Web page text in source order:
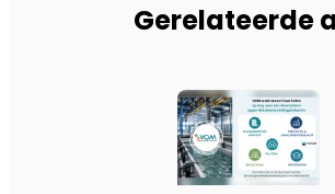
Gerelateerde